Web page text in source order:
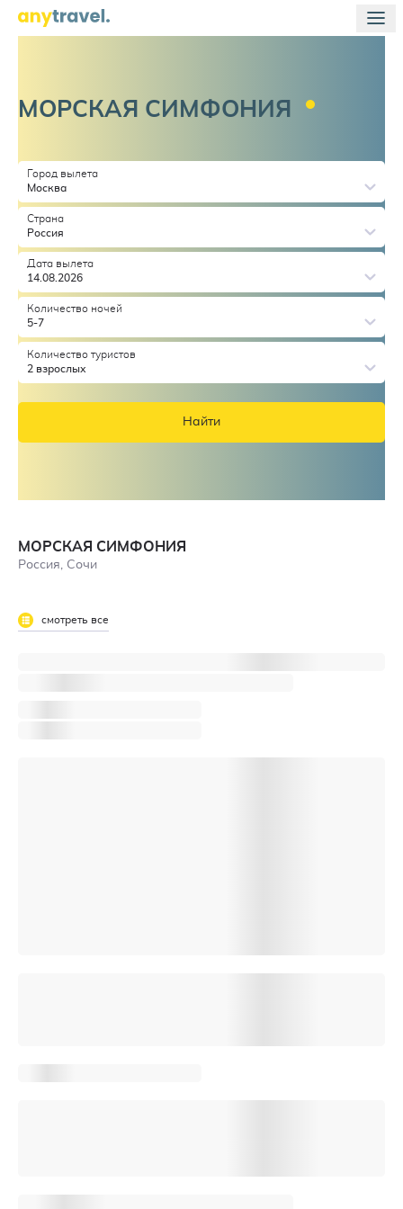
МОРСКАЯ СИМФОНИЯ
Город вылета
Москва
Страна
Россия
Дата вылета
14.08.2026
Количество ночей
5-7
Количество туристов
2 взрослых
Найти
МОРСКАЯ СИМФОНИЯ
Россия, Сочи
смотреть все